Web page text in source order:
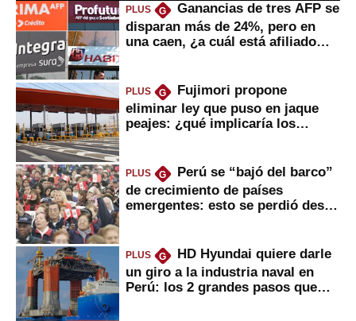
PLUS G
Ganancias de tres AFP se
disparan más de 24%, pero en
una caen, ¿a cuál está afiliado
PLUS G
Fujimori propone
eliminar ley que puso en jaque
peajes: ¿qué implicaría los
PLUS G
Perú se “bajó del barco”
de crecimiento de países
emergentes: esto se perdió desde
PLUS G
HD Hyundai quiere darle
un giro a la industria naval en
Perú: los 2 grandes pasos que